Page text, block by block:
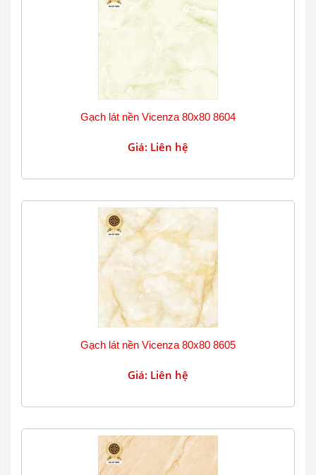
Gạch lát nền Vicenza 80x80 8604
Giá: Liên hệ
Gạch lát nền Vicenza 80x80 8605
Giá: Liên hệ